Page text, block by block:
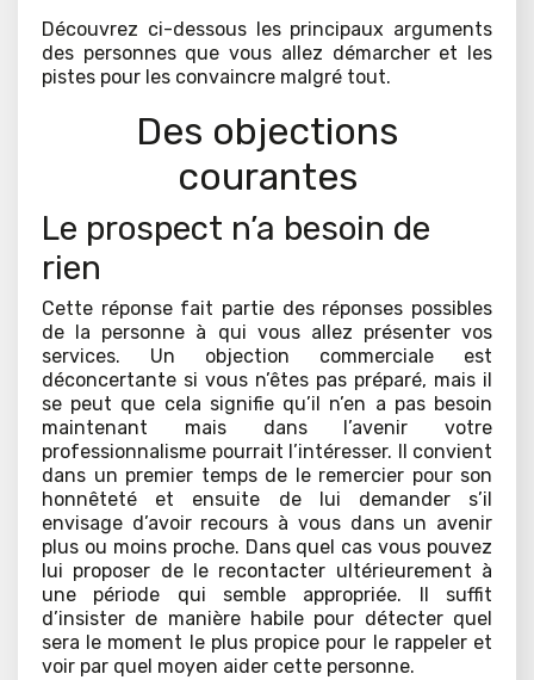
Découvrez ci-dessous les principaux arguments
des personnes que vous allez démarcher et les
pistes pour les convaincre malgré tout.
Des objections
courantes
Le prospect n’a besoin de
rien
Cette réponse fait partie des réponses possibles
de la personne à qui vous allez présenter vos
services. Un objection commerciale est
déconcertante si vous n’êtes pas préparé, mais il
se peut que cela signifie qu’il n’en a pas besoin
maintenant mais dans l’avenir votre
professionnalisme pourrait l’intéresser. Il convient
dans un premier temps de le remercier pour son
honnêteté et ensuite de lui demander s’il
envisage d’avoir recours à vous dans un avenir
plus ou moins proche. Dans quel cas vous pouvez
lui proposer de le recontacter ultérieurement à
une période qui semble appropriée. Il suffit
d’insister de manière habile pour détecter quel
sera le moment le plus propice pour le rappeler et
voir par quel moyen aider cette personne.